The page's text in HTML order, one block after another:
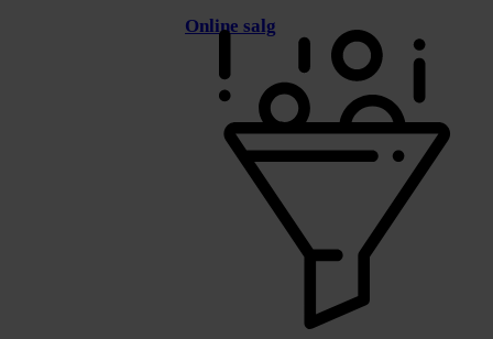
Online salg